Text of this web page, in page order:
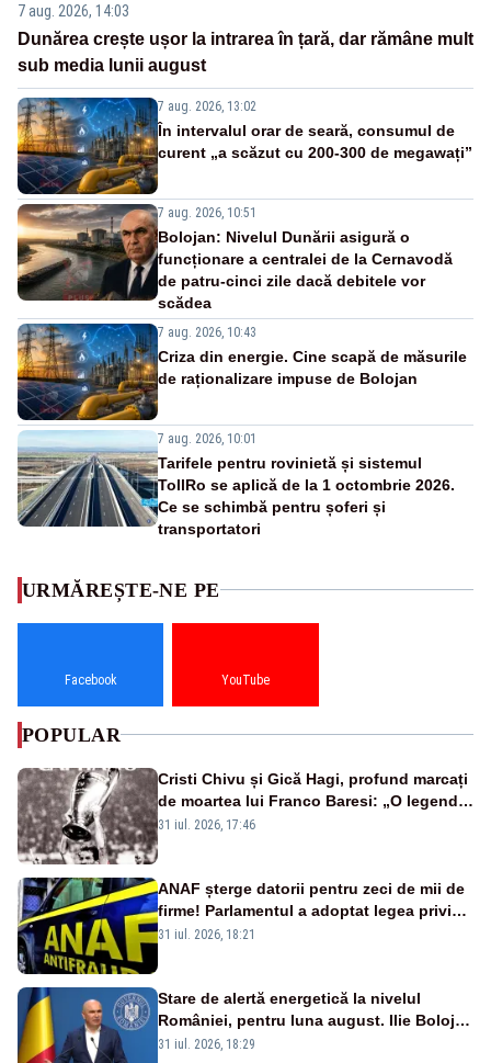
7 aug. 2026, 14:03
Dunărea crește ușor la intrarea în țară, dar rămâne mult
sub media lunii august
7 aug. 2026, 13:02
În intervalul orar de seară, consumul de
curent „a scăzut cu 200-300 de megawați”
7 aug. 2026, 10:51
Bolojan: Nivelul Dunării asigură o
funcționare a centralei de la Cernavodă
de patru-cinci zile dacă debitele vor
scădea
7 aug. 2026, 10:43
Criza din energie. Cine scapă de măsurile
de raționalizare impuse de Bolojan
7 aug. 2026, 10:01
Tarifele pentru rovinietă și sistemul
TollRo se aplică de la 1 octombrie 2026.
Ce se schimbă pentru șoferi și
transportatori
URMĂREȘTE-NE PE
Facebook YouTube
POPULAR
Cristi Chivu și Gică Hagi, profund marcați
de moartea lui Franco Baresi: „O legendă
a fotbalului mondial”
31 iul. 2026, 17:46
ANAF șterge datorii pentru zeci de mii de
firme! Parlamentul a adoptat legea privind
amnistia fiscală
31 iul. 2026, 18:21
Stare de alertă energetică la nivelul
României, pentru luna august. Ilie Bolojan
a anunțat importuri și posibile restricții –
31 iul. 2026, 18:29